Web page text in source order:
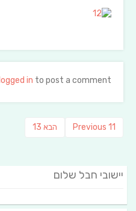
logged in to post a comment.
Previous
Previous 11 הבא פוסט
13
יישובי חבל שלום